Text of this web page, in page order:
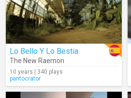
Lo Bello Y Lo Bestia
The New Raemon
10 years | 340 plays
pantocrator